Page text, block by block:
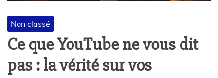
Non classé
Ce que YouTube ne vous dit
pas : la vérité sur vos